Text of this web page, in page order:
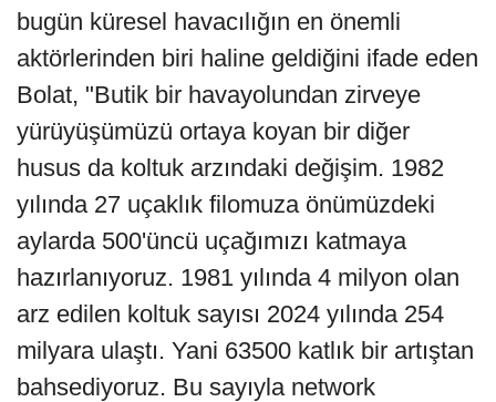
bugün küresel havacılığın en önemli
aktörlerinden biri haline geldiğini ifade eden
Bolat, "Butik bir havayolundan zirveye
yürüyüşümüzü ortaya koyan bir diğer
husus da koltuk arzındaki değişim. 1982
yılında 27 uçaklık filomuza önümüzdeki
aylarda 500'üncü uçağımızı katmaya
hazırlanıyoruz. 1981 yılında 4 milyon olan
arz edilen koltuk sayısı 2024 yılında 254
milyara ulaştı. Yani 63500 katlık bir artıştan
bahsediyoruz. Bu sayıyla network